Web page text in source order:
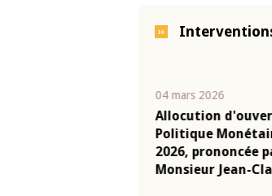
04 mars 2026
Allocution
Politique
2026, prononcée
Monsieur Jean-